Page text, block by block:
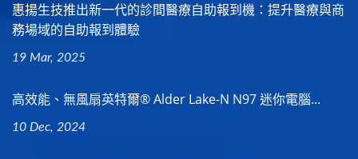
惠揚生技推出新一代的診間醫療自助報到機：提升醫療與商
務場域的自助報到體驗
19 Mar, 2025
高效能、無風扇英特爾® Alder Lake-N N97 迷你電腦...
10 Dec, 2024